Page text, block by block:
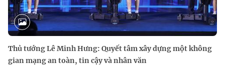
Thủ tướng Lê Minh Hưng: Quyết tâm xây dựng một không
gian mạng an toàn, tin cậy và nhân văn